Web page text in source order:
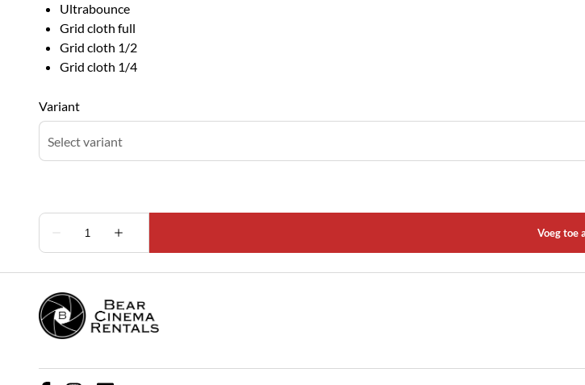
Ultrabounce
Grid cloth full
Grid cloth 1/2
Grid cloth 1/4
Variant